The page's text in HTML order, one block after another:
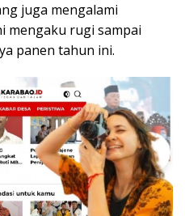
juga mengalami
mengaku rugi sampai
panen tahun ini.